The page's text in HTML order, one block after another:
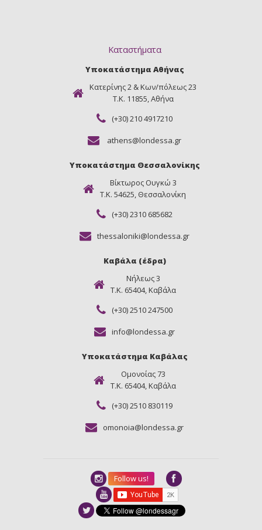
Καταστήματα
Υποκατάστημα Αθήνας
Κατερίνης 2 & Κων/πόλεως 23
Τ.Κ. 11855, Αθήνα
(+30) 210 4917210
athens@londessa.gr
Υποκατάστημα Θεσσαλονίκης
Βίκτωρος Ουγκώ 3
Τ.Κ. 54625, Θεσσαλονίκη
(+30) 2310 685682
thessaloniki@londessa.gr
Καβάλα (έδρα)
Νήλεως 3
Τ.Κ. 65404, Καβάλα
(+30) 2510 247500
info@londessa.gr
Υποκατάστημα Καβάλας
Ομονοίας 73
Τ.Κ. 65404, Καβάλα
(+30) 2510 830119
omonoia@londessa.gr
Follow us!